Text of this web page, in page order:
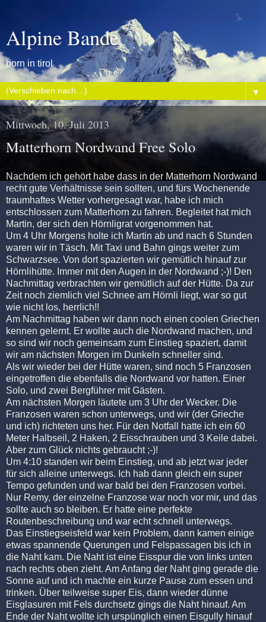
Alpine Bande
born in tirol
▼
Mittwoch, 10. Juli 2013
Matterhorn Nordwand Free Solo
Nachdem ich gehört habe dass in der Matterhorn Nordwand
recht gute Verhältnisse sein sollten, und fürs Wochenende
traumhaftes Wetter vorhergesagt war, habe ich mich
entschlossen zum Matterhorn zu fahren. Begleitet hat mich
Martin, der sich den Hörnligrat vorgenommen hat.
Um 4 Uhr Morgens holte ich Martin ab und nach 6 Stunden
waren wir in Täsch. Mit Taxi und Bahn gings weiter zum
Schwarzsee. Von dort spazierten wir gemütlich hinauf zur
Hörnlihütte. Immer mit den Augen in der Nordwand ;-)! Den
Nachmittag verbrachten wir gemütlich auf der Hütte. Da zur
Zeit noch ziemlich viel Schnee am Hörnli liegt, war so gut
wie nicht los, herrlich!!
Am Nachmittag haben wir dann noch einen coolen Griechen
kennen gelernt. Er wollte auch die Nordwand machen, und
so sind wir noch gemeinsam zum Einstieg spaziert, damit
wir am nächsten Morgen im Dunkeln schneller sind.
Als wir wieder bei der Hütte waren, sind noch 5 Franzosen
eingetroffen die ebenfalls die Nordwand vor hatten. Einer
Solo, und zwei Bergführer mit Gästen.
Am nächsten Morgen läutete um 3 Uhr der Wecker. Die
Franzosen waren schon unterwegs, und wir (der Grieche
und ich) richteten uns her. Für den Notfall hatte ich ein 60
Meter Halbseil, 2 Haken, 2 Eisschrauben und 3 Keile dabei.
Aber zum Glück nichts gebraucht ;-)!
Um 4:10 standen wir beim Einstieg, und ab jetzt war jeder
für sich alleine unterwegs. Ich hab dann gleich ein super
Tempo gefunden und war bald bei den Franzosen vorbei.
Nur Remy, der einzelne Franzose war noch vor mir, und das
sollte auch so bleiben. Er hatte eine perfekte
Routenbeschreibung und war echt schnell unterwegs.
Das Einstiegseisfeld war kein Problem, dann kamen einige
etwas spannende Querungen und Felspassagen bis ich in
die Naht kam. Die Naht ist eine Eisspur die von links unten
nach rechts oben zieht. Am Anfang der Naht ging gerade die
Sonne auf und ich machte ein kurze Pause zum essen und
trinken. Über teilweise super Eis, dann wieder dünne
Eisglasuren mit Fels durchsetz gings die Naht hinauf. Am
Ende der Naht wollte ich urspünglich einen Eisgully hinauf